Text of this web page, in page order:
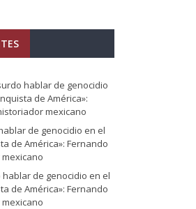
hablar de genocidio
de América»:
mexicano
de genocidio en el
de América»: Fernando
hablar de genocidio en el
de América»: Fernando